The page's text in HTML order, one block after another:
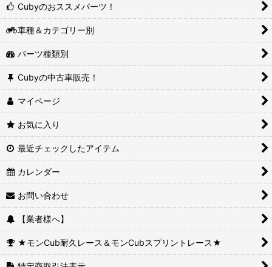
Cubyのおススメパーツ！
車種＆カテゴリー別
パーツ種類別
Cubyの中古車販売！
マイページ
お気に入り
最近チェックしたアイテム
カレンダー
お問い合わせ
【業者様へ】
★モンCub耐久レース＆モンCubスプリントレース★